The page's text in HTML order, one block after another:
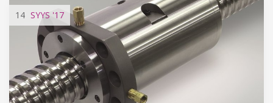
14 SYYS'17